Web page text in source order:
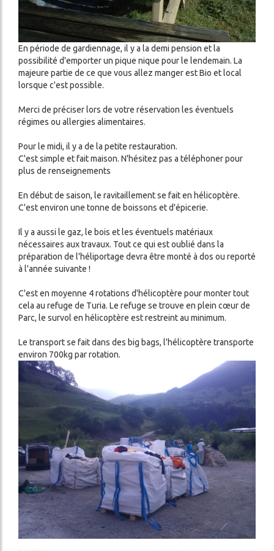
En période de gardiennage, il y a la demi pension et la
possibilité d'emporter un pique nique pour le lendemain. La
majeure partie de ce que vous allez manger est Bio et local
lorsque c'est possible.
Merci de préciser lors de votre réservation les éventuels
régimes ou allergies alimentaires.
Pour le midi, il y a de la petite restauration.
C'est simple et fait maison. N'hésitez pas a téléphoner pour
plus de renseignements
En début de saison, le ravitaillement se fait en hélicoptère.
C'est environ une tonne de boissons et d'épicerie.
Il y a aussi le gaz, le bois et les éventuels matériaux
nécessaires aux travaux. Tout ce qui est oublié dans la
préparation de l'héliportage devra être monté à dos ou reporté
à l'année suivante !
C'est en moyenne 4 rotations d'hélicoptère pour monter tout
cela au refuge de Turia. Le refuge se trouve en plein cœur de
Parc, le survol en hélicoptère est restreint au minimum.
Le transport se fait dans des big bags, l'hélicoptère transporte
environ 700kg par rotation.
Image